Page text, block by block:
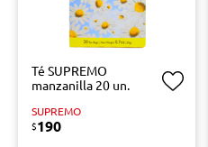
Té SUPREMO
manzanilla 20 un.
SUPREMO
$190